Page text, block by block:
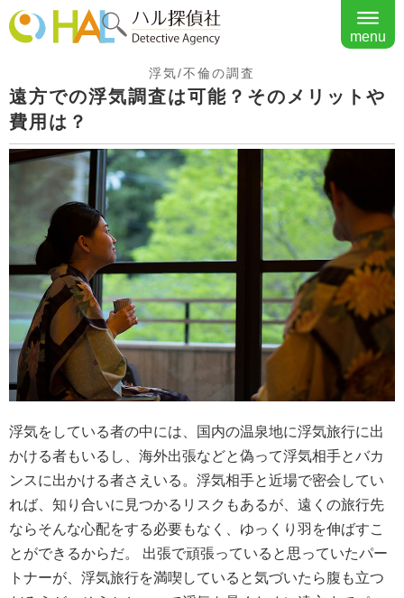
menu
浮気/不倫の調査
遠方での浮気調査は可能？そのメリットや
費用は？
浮気をしている者の中には、国内の温泉地に浮気旅行に出
かける者もいるし、海外出張などと偽って浮気相手とバカ
ンスに出かける者さえいる。浮気相手と近場で密会してい
れば、知り合いに見つかるリスクもあるが、遠くの旅行先
ならそんな心配をする必要もなく、ゆっくり羽を伸ばすこ
とができるからだ。 出張で頑張っていると思っていたパー
トナーが、浮気旅行を満喫していると気づいたら腹も立つ